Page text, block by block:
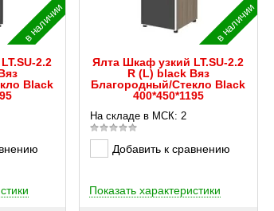
в наличии
2.2
Black
в наличии
Ялта Шкаф узкий LT.SU-2.2
R (L) black Вяз
Благородный/Стекло Black
400*450*1195
На складе в МСК: 2
Добавить к сравнению
Показать характеристики